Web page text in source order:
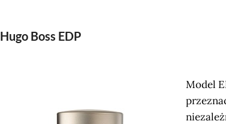
Hugo Boss EDP
Model